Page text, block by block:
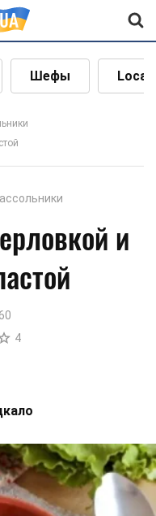
Шефы Local
и
60
4